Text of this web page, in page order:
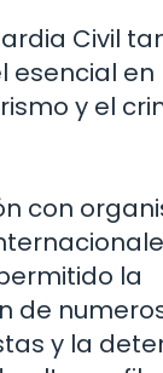
Civil
esencial en
y el
con
la
de
y la